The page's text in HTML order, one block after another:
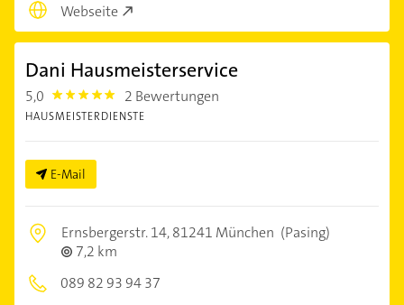
Webseite
Dani Hausmeisterservice
5,0 5.0 2 Bewertungen
HAUSMEISTERDIENSTE
E-Mail
Ernsbergerstr. 14,81241 München (Pasing)
7,2 km
089 82 93 94 37